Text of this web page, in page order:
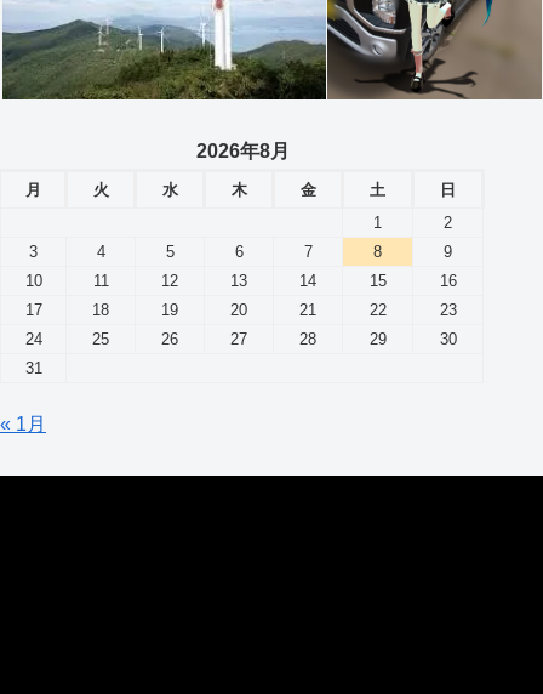
2026年8月
月 火 水 木 金 土
日
1
2
3
4 5 6 7 8
9
10
11 12 13 14 15
16
17
18 19 20 21 22
23
24
25 26 27 28 29
30
31
« 1月